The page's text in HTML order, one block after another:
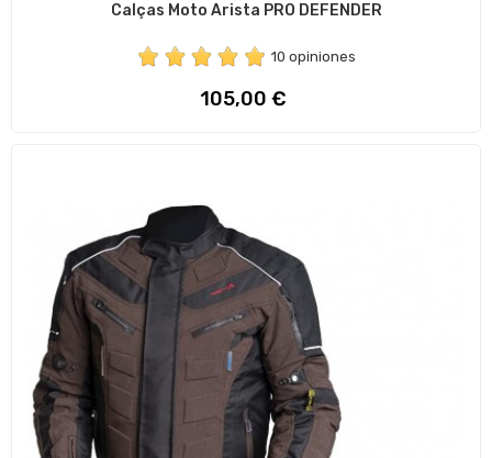
Calças Moto Arista PRO DEFENDER
10 opiniones
Preço
105,00 €